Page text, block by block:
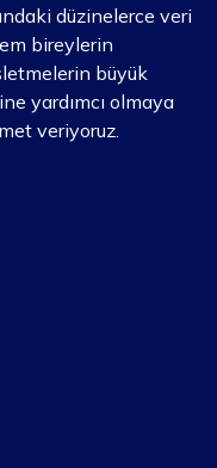
düzinelerce veri
bireylerin
büyük
yardımcı olmaya
veriyoruz.